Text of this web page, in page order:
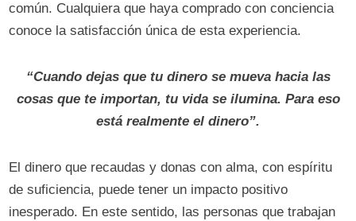
común. Cualquiera que haya comprado con conciencia
conoce la satisfacción única de esta experiencia.
“Cuando dejas que tu dinero se mueva hacia las
cosas que te importan, tu vida se ilumina. Para eso
está realmente el dinero”.
El dinero que recaudas y donas con alma, con espíritu
de suficiencia, puede tener un impacto positivo
inesperado. En este sentido, las personas que trabajan